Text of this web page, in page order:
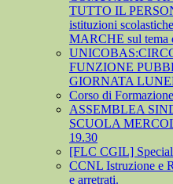
TUTTO IL
istituzioni
MARCHE sul tema
FUNZIONE
GIORNATA
Corso di
ASSEMBLEA
SCUOLA
19.30
[FLC CGIL]
CCNL Istruzione e
e arretrati.